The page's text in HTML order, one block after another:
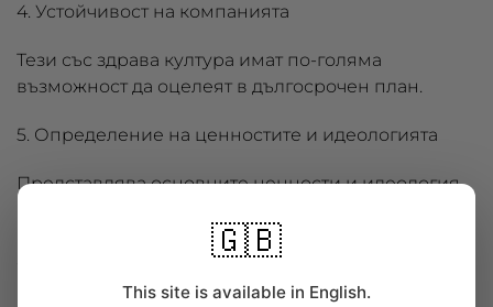
4. Устойчивост на компанията
Тези със здрава култура имат по-голяма
възможност да оцелеят в дългосрочен план.
5. Определение на ценностите и идеологията
Представлява основните ценности и идеология
разбирателство за това какво представлява
🇬🇧
This site is available in English.